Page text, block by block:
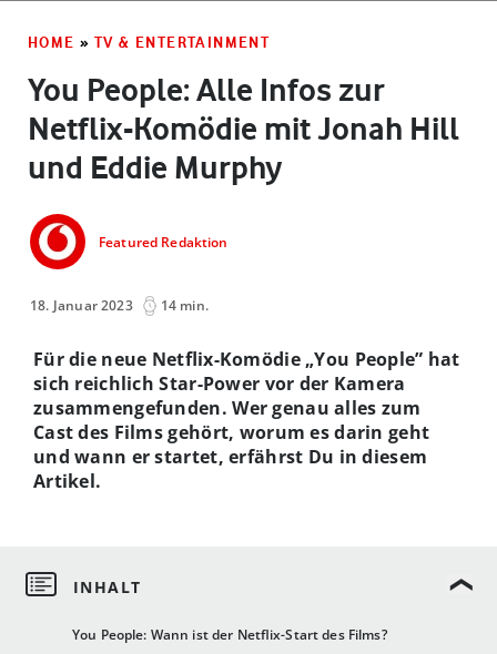
HOME » TV & ENTERTAINMENT
You People: Alle Infos zur
Netflix-Komödie mit Jonah Hill
und Eddie Murphy
Featured Redaktion
18. Januar 2023 14 min.
You People: Wann ist der Netflix-Start des Films?
Für die neue Netflix-Komödie „You People” hat
sich reichlich Star-Power vor der Kamera
zusammengefunden. Wer genau alles zum
Cast des Films gehört, worum es darin geht
und wann er startet, erfährst Du in diesem
Artikel.